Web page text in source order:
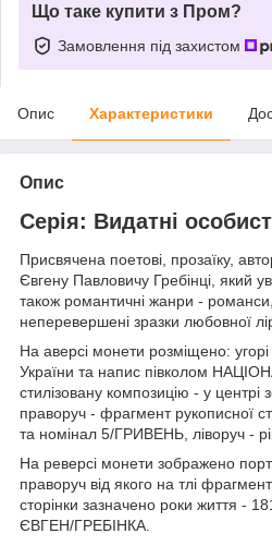
Що таке купити з Пром?
Замовлення під захистом
Опис Характеристики
Опис
Серія: Видатні
Присвячена поетові, прозаїку,
Євгену Павловичу Гребінці, який
також романтичні жанри -
неперевершені зразки любовної
На аверсі монети розміщено:
України та напис півколом
стилізовану композицію - у
праворуч - фрагмент рукописної
та номінал 5/ГРИВЕНЬ, ліворуч -
На реверсі монети зображено
праворуч від якого на тлі
сторінки зазначено роки життя -
ЄВГЕН/ГРЕБІНКА.